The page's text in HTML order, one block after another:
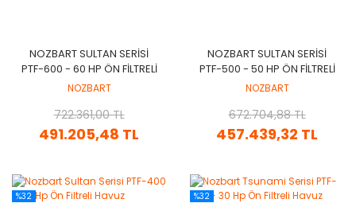
NOZBART SULTAN SERISI
PTF-600 - 60 HP ÖN FILTRELI
HAVUZ POMPASI
NOZBART
491.205,48 TL
722.361,00 TL
NOZBART SULTAN SERISI
PTF-500 - 50 HP ÖN FILTRELI
HAVUZ POMPASI
NOZBART
457.439,32 TL
672.704,88 TL
%32 %32